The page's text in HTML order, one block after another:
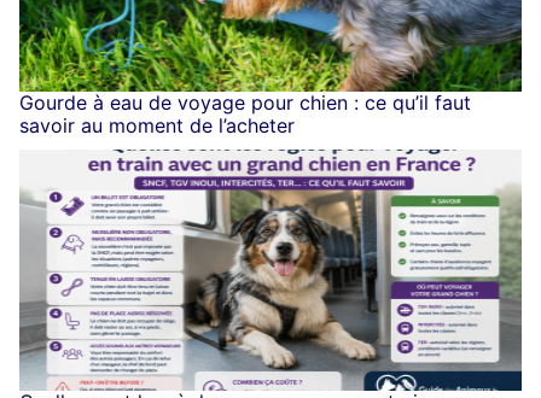
Gourde à eau de voyage pour chien : ce qu’il faut
savoir au moment de l’acheter